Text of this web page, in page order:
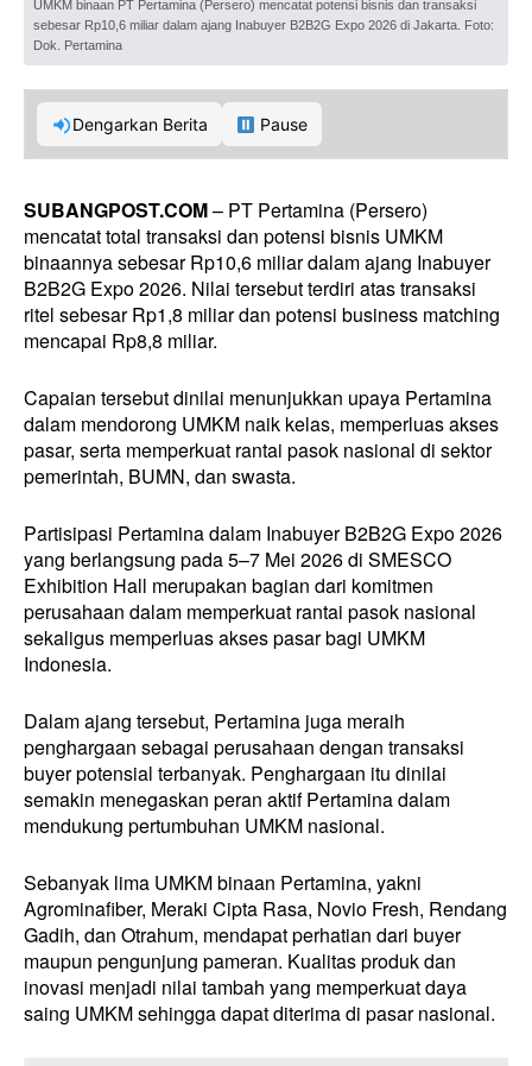
UMKM binaan PT Pertamina (Persero) mencatat potensi bisnis dan transaksi
sebesar Rp10,6 miliar dalam ajang Inabuyer B2B2G Expo 2026 di Jakarta. Foto:
Dok. Pertamina
Dengarkan Berita Pause
SUBANGPOST.COM– PT Pertamina (Persero)
mencatat total transaksi dan potensi bisnis UMKM
binaannya sebesar Rp10,6 miliar dalam ajang Inabuyer
B2B2G Expo 2026. Nilai tersebut terdiri atas transaksi
ritel sebesar Rp1,8 miliar dan potensi business matching
mencapai Rp8,8 miliar.
Capaian tersebut dinilai menunjukkan upaya Pertamina
dalam mendorong UMKM naik kelas, memperluas akses
pasar, serta memperkuat rantai pasok nasional di sektor
pemerintah, BUMN, dan swasta.
Partisipasi Pertamina dalam Inabuyer B2B2G Expo 2026
yang berlangsung pada 5–7 Mei 2026 di SMESCO
Exhibition Hall merupakan bagian dari komitmen
perusahaan dalam memperkuat rantai pasok nasional
sekaligus memperluas akses pasar bagi UMKM
Indonesia.
Dalam ajang tersebut, Pertamina juga meraih
penghargaan sebagai perusahaan dengan transaksi
buyer potensial terbanyak. Penghargaan itu dinilai
semakin menegaskan peran aktif Pertamina dalam
mendukung pertumbuhan UMKM nasional.
Sebanyak lima UMKM binaan Pertamina, yakni
Agrominafiber, Meraki Cipta Rasa, Novio Fresh, Rendang
Gadih, dan Otrahum, mendapat perhatian dari buyer
maupun pengunjung pameran. Kualitas produk dan
inovasi menjadi nilai tambah yang memperkuat daya
saing UMKM sehingga dapat diterima di pasar nasional.